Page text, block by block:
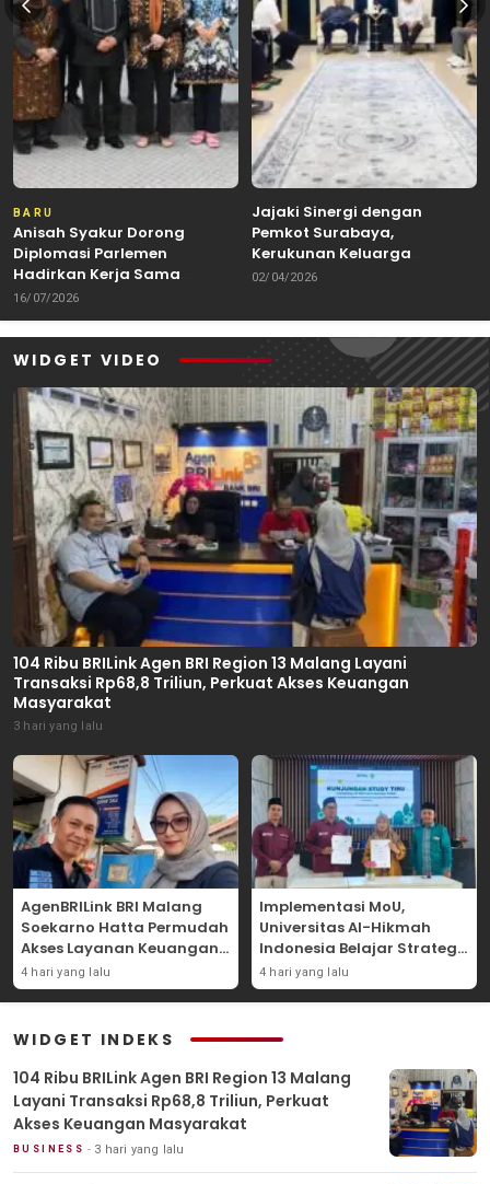
BARU
Anisah Syakur Dorong
Diplomasi Parlemen
Hadirkan Kerja Sama
Internasional yang
16/07/2026
Jajaki Sinergi dengan
Pemkot Surabaya,
Kerukunan Keluarga
Kalimantan Dorong
02/04/2026
WIDGET VIDEO
104 Ribu BRILink Agen BRI Region 13 Malang Layani
Transaksi Rp68,8 Triliun, Perkuat Akses Keuangan
Masyarakat
3 hari yang lalu
AgenBRILink BRI Malang
Soekarno Hatta Permudah
Akses Layanan Keuangan
Masyarakat
4 hari yang lalu
Implementasi MoU,
Universitas Al-Hikmah
Indonesia Belajar Strategi
Kemandirian Ekonomi di
Pondok Pesantren Sunan
4 hari yang lalu
WIDGET INDEKS
104 Ribu BRILink Agen BRI Region 13 Malang
Layani Transaksi Rp68,8 Triliun, Perkuat
Akses Keuangan Masyarakat
BUSINESS 3 hari yang lalu